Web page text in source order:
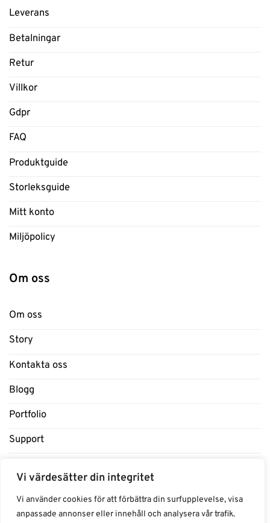
Vi värdesätter din integritet
Vi använder cookies för att förbättra din surfupplevelse, visa
anpassade annonser eller innehåll och analysera vår trafik.
Leverans
Betalningar
Retur
Villkor
Gdpr
FAQ
Produktguide
Storleksguide
Mitt konto
Miljöpolicy
Om oss
Om oss
Story
Kontakta oss
Blogg
Portfolio
Support